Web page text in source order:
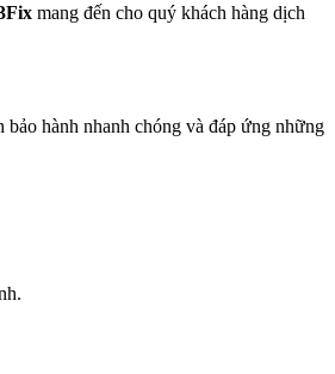
mang đến cho quý khách hàng dịch
hành nhanh chóng và đáp ứng những